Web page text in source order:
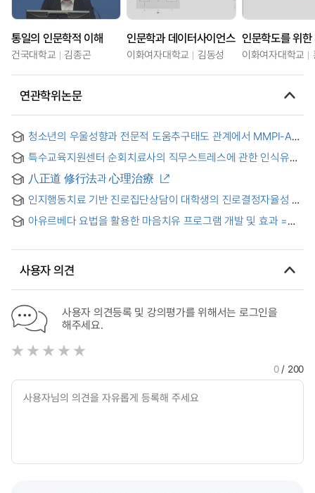
통일의 인문학적 이해
건국대학교 김종곤
인문학과 데이터사이언스
이화여자대학교 김동성 이화여자대학교
연관학위논문
청소년의 우울성향과 전문적 도움추구태도 관계에서 MMPI-A
이중매개
특수교육지원센터 순회치료사의 직무스트레스에 관한 인식유형
분석 : Q방법론적 접근
八正道 修行法과 心理治療
인지행동치료 기반 진로집단상담이 대학생의 진로결정자율성 및
아유르베다 요법을 활용한 마음치유 프로그램 개발 및 효과 =
사용자 의견
사용자 의견등록 및 강의평가를 위해서는 로그인을
해주세요.
0/ 200